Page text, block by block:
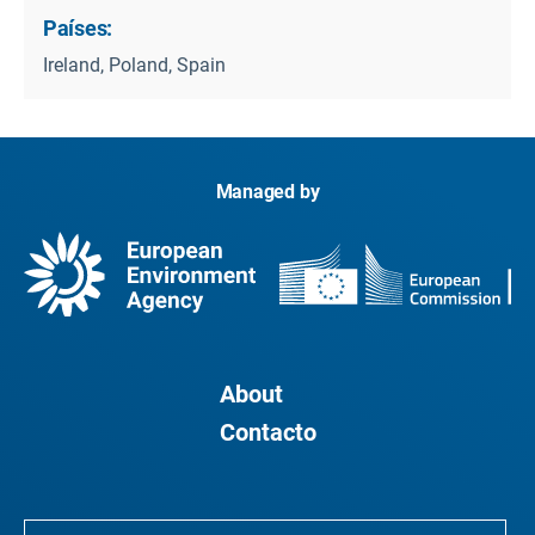
Países:
Ireland, Poland, Spain
Managed by
About
Contacto